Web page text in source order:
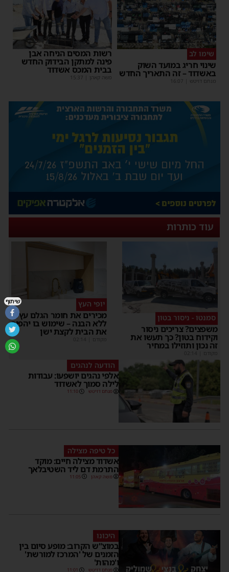
שימו לב
שינוי חריג במועד השוק
באשדוד – זה התאריך החדש
מנחם דויטש 16:07
רשות המסים הניחה אבן
פינה למתקן הבידוק החדש
בבית המכס אשדוד
משה קאהן 15:37
עוד כותרות
סמנטו - ניסור בטון
משפצים? צריכים ניסור
וקידוח בטון? כך תעשו את
זה נכון ותוזילו במחיר
מקודם
יופי העץ
מכירים את חומר הגלם עץ?
ללא הבנה – שימוש בו יהפוך
את הבית לקצת ישן
מקודם
הודעה לנהגים
אלפי נהגים יושפעו: עבודות
לילה סמוך לאשדוד
מנחם דויטש 11:10
כל טיפה מצילה
אשדוד מצילה חיים: מוקד
התרמת דם ליד השטיבלאך
משה קאהן 11:05
היכונו
במוצ”ש הקרוב: מופע סיום בין
הזמנים של 'המרכז למורשת'
ו'מהות'
מנחם דויטש 11:01
שיתוף